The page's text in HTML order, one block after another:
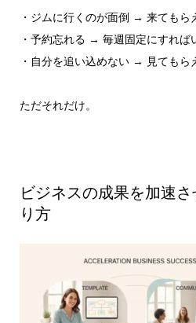
・ジムに行くのが面倒 → 来てもら
・予約忘れる → 毎週固定にすれば
・自分を追い込めない → 見てもら
ただそれだけ。
ビジネスの成果を加速
り方